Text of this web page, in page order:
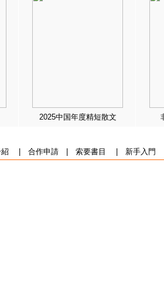
2025中国年度精短散文
合作申請| 索要書目 新手入門